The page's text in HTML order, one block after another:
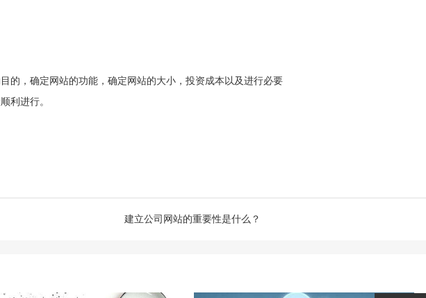
的，确定网站的功能，确定网站的大小，投资成本以及进行必要
利进行。
建立公司网站的重要性是什么？